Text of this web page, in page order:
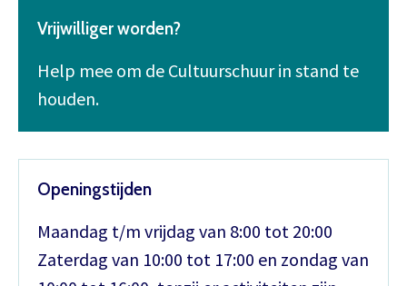
Vrijwilliger worden?
Help mee om de Cultuurschuur in stand te
houden.
Openingstijden
Maandag t/m vrijdag van 8:00 tot 20:00
Zaterdag van 10:00 tot 17:00 en zondag van